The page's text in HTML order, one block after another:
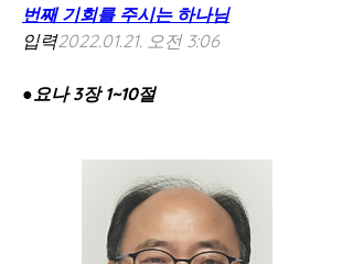
번째 기회를 주시는 하나님
입력2022.01.21. 오전 3:06
●요나 3장 1~10절